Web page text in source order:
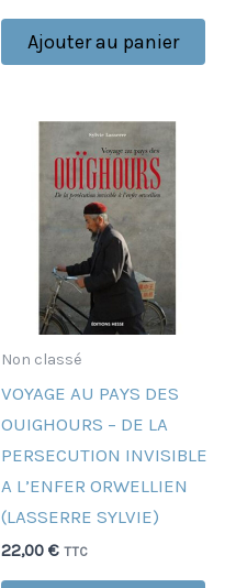
Ajouter au panier
Non classé
VOYAGE AU PAYS DES
OUIGHOURS – DE LA
PERSECUTION INVISIBLE
A L’ENFER ORWELLIEN
(LASSERRE SYLVIE)
22,00 € TTC